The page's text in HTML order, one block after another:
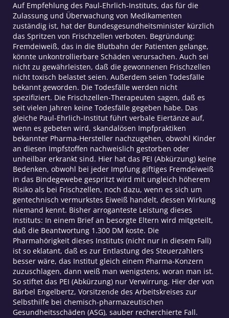
Auf Empfehlung des Paul-Ehrlich-Instituts, das für die
Zulassung und Überwachung von Medikamenten
zuständig ist, hat der Bundesgesundheitsminister kürzlich
das Spritzen von Frischzellen verboten. Begründung:
Fremdeiweiß, das in die Blutbahn der Patienten gelange,
könnte unkontrollierbare Schäden verursachen. Auch sei
nicht zu gewährleisten, daß die gewonnenen Frischzellen
nicht toxisch belastet seien. Außerdem seien Todesfälle
bekannt geworden. Die Todesfälle werden nicht
spezifiziert. Die Frischzellen-Therapeuten sagen, daß es
seit vielen Jahren keine Todesfälle gegeben habe. Das
gleiche Paul-Ehrlich-Institut führt verbale Eiertänze auf,
wenn es gebeten wird, skandalösen Impfpraktiken
bekannter Pharma-Hersteller nachzugehen, obwohl Kinder
an diesen Impfstoffen nachweislich gestorben oder
unheilbar erkrankt sind. Hier hat das PEI (Abkürzung) keine
Bedenken, obwohl bei jeder Impfung giftiges Fremdeiweiß
in das Bindegewebe gespritzt wird mit ungleich höherem
Risiko als bei Frischzellen, noch dazu, wenn es sich um
gentechnisch vermurkstes Eiweiß handelt, dessen Wirkung
niemand kennt. Bisher arroganteste Leistung dieses
Instituts: In einem Brief an besorgte Eltern wird mitgeteilt,
daß die Beantwortung 1.300 DM koste. Die
Pharmahörigkeit dieses Instituts (nicht nur in diesem Fall)
ist so eklatant, daß es zur Entlastung des Steuerzahlers
besser wäre, das Institut gleich einem Pharma-Konzern
zuzuschlagen, dann weiß man wenigstens, woran man ist.
So stiftet das PEI (Abkürzung) nur Verwirrung. Hier der von
Bärbel Engelbertz, Vorsitzende des Arbeitskreises zur
Selbsthilfe bei chemisch-pharmazeutischen
Gesundheitsschäden (ASG), sauber recherchierte Fall.